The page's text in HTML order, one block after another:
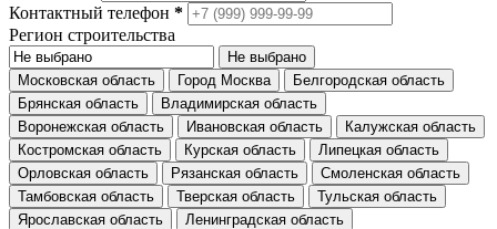
Контактный телефон *
Регион строительства
Не выбрано
Московская область
Город Москва
Белгородская область
Брянская область
Владимирская область
Воронежская область
Ивановская область
Калужская область
Костромская область
Курская область
Липецкая область
Орловская область
Рязанская область
Смоленская область
Тамбовская область
Тверская область
Тульская область
Ярославская область
Ленинградская область